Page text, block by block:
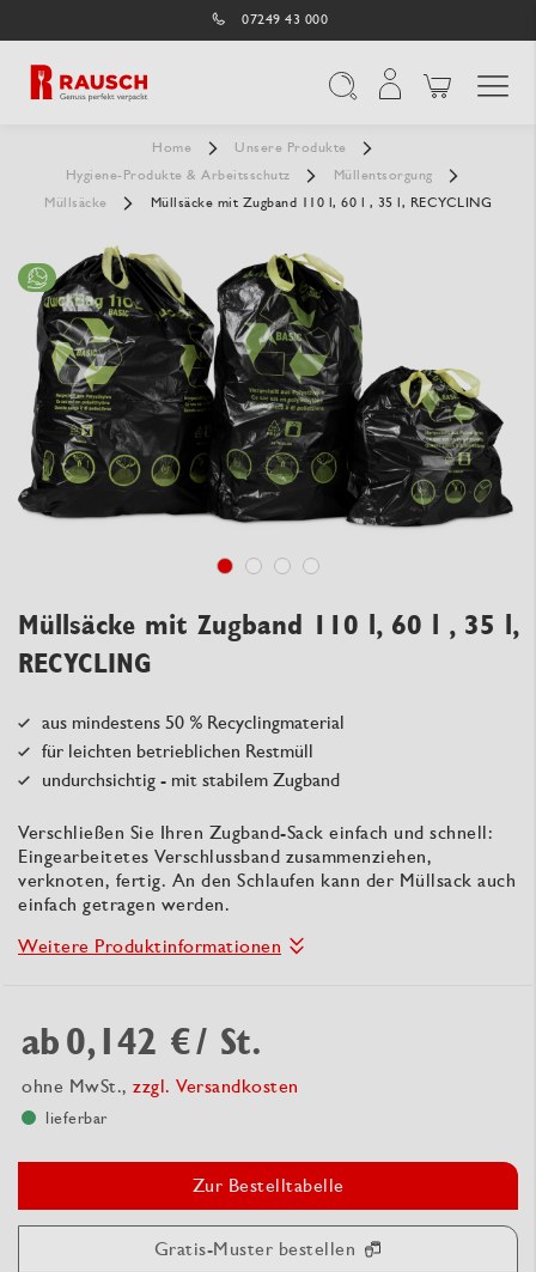
07249 43 000
Home
Unsere Produkte
Hygiene-Produkte & Arbeitsschutz
Müllentsorgung
Müllsäcke
Müllsäcke mit Zugband 110 l, 60 l , 35 l, RECYCLING
Müllsäcke mit Zugband 110 l, 60 l , 35 l,
RECYCLING
aus mindestens 50 % Recyclingmaterial
für leichten betrieblichen Restmüll
undurchsichtig - mit stabilem Zugband
Verschließen Sie Ihren Zugband-Sack einfach und schnell:
Eingearbeitetes Verschlussband zusammenziehen,
verknoten, fertig. An den Schlaufen kann der Müllsack auch
einfach getragen werden.
Weitere Produktinformationen
ab0,142 €/ St.
ohne MwSt., zzgl. Versandkosten
lieferbar
Zur Bestelltabelle
Gratis-Muster bestellen